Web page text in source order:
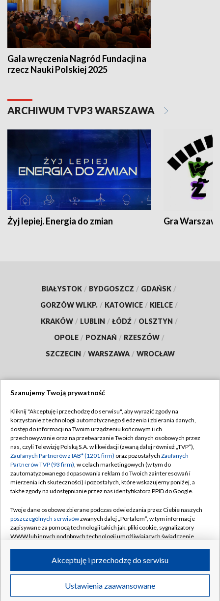
Gala wręczenia Nagród Fundacji na
rzecz Nauki Polskiej 2025
ARCHIWUM TVP3 WARSZAWA
Żyj lepiej. Energia do zmian Gra
BIAŁYSTOK / BYDGOSZCZ / GDAŃSK /
GORZÓW WLKP. / KATOWICE / KIELCE /
KRAKÓW / LUBLIN / ŁÓDŹ / OLSZTYN /
OPOLE / POZNAŃ / RZESZÓW /
SZCZECIN / WARSZAWA / WROCŁAW
TVP
Abonament TVP
Emisja w TVP
Centrum informacji TVP
Naziemna Telewizja Cyfrowa
Rada Programowa
System NOS
Informacje o nadawcy
Program dla prasy
Ogłoszenie przetargowe
Regulamin TVP
Polityka prywatności
Moje zgody
Pomoc
Kontakt
Kanały
©2026 Telewizja Polska S.A. w likwidacji
Szanujemy Twoją prywatność
Kliknij "Akceptuję i przechodzę do serwisu", aby wyrazić zgody na
korzystanie z technologii automatycznego śledzenia i zbierania danych,
dostęp do informacji na Twoim urządzeniu końcowym i ich
przechowywanie oraz na przetwarzanie Twoich danych osobowych przez
nas, czyli Telewizję Polską S.A. w likwidacji (zwaną dalej również „TVP”),
Zaufanych Partnerów z IAB* (1201 firm) oraz pozostałych Zaufanych
Partnerów TVP (93 firm), w celach marketingowych (w tym do
zautomatyzowanego dopasowania reklam do Twoich zainteresowań i
mierzenia ich skuteczności) i pozostałych, które wskazujemy poniżej, a
także zgody na udostępnianie przez nas identyfikatora PPID do Google.
Twoje dane osobowe zbierane podczas odwiedzania przez Ciebie naszych
poszczególnych serwisówzwanych dalej „Portalem”, w tym informacje
zapisywane za pomocą technologii takich jak: pliki cookie, sygnalizatory
WWW lub innych podobnych technologii umożliwiających świadczenie
ruchu w Internecie.
Twoje dane osobowe zbierane podczas odwiedzania przez Ciebie
poszczególnych serwisówna Portalu, takie jak adresy IP, identyfikatory
Ustawienia zaawansowane
Akceptuję i przechodzę do serwisu